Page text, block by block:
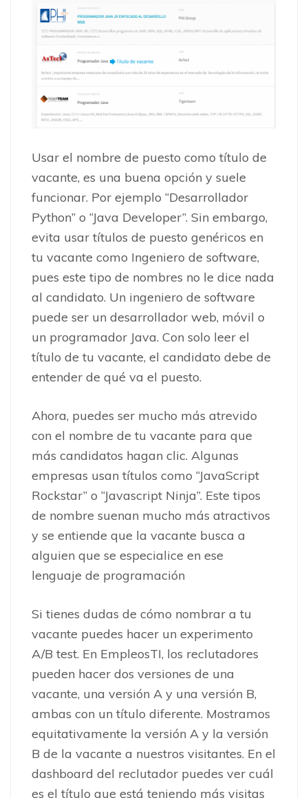
Usar el nombre de puesto como título de
vacante, es una buena opción y suele
funcionar. Por ejemplo “Desarrollador
Python” o “Java Developer”. Sin embargo,
evita usar títulos de puesto genéricos en
tu vacante como Ingeniero de software,
pues este tipo de nombres no le dice nada
al candidato. Un ingeniero de software
puede ser un desarrollador web, móvil o
un programador Java. Con solo leer el
título de tu vacante, el candidato debe de
entender de qué va el puesto.
Ahora, puedes ser mucho más atrevido
con el nombre de tu vacante para que
más candidatos hagan clic. Algunas
empresas usan títulos como “JavaScript
Rockstar” o “Javascript Ninja”. Este tipos
de nombre suenan mucho más atractivos
y se entiende que la vacante busca a
alguien que se especialice en ese
lenguaje de programación
Si tienes dudas de cómo nombrar a tu
vacante puedes hacer un experimento
A/B test. En EmpleosTI, los reclutadores
pueden hacer dos versiones de una
vacante, una versión A y una versión B,
ambas con un título diferente. Mostramos
equitativamente la versión A y la versión
B de la vacante a nuestros visitantes. En el
dashboard del reclutador puedes ver cuál
es el título que está teniendo más visitas